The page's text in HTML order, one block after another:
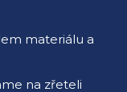
materiálu a
na zřeteli